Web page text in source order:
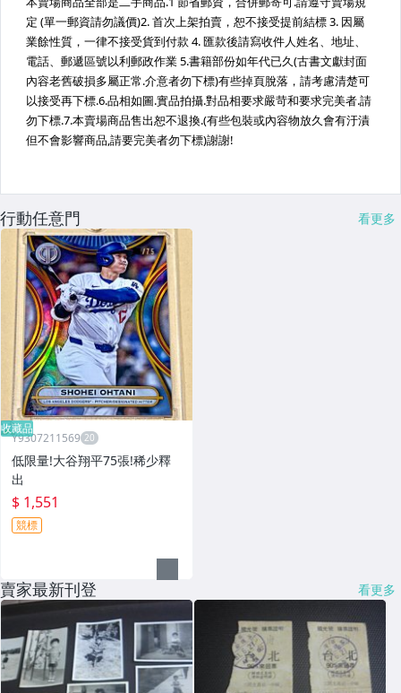
行動任意門 看更多
收藏品
Y9307211569
低限量!大谷翔平75張!稀少釋
出
$ 1,551
競標
賣家最新刊登 看更多